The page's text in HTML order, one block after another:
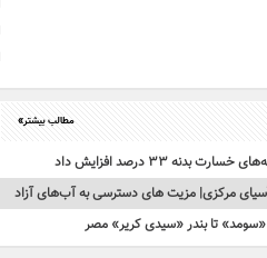
مطالب بیشتر»
۳۳ درصد افزایش داد
مرکزی| مزیت های دسترسی به آب‌های آزاد
تا بندر «سیدی کریر» مصر